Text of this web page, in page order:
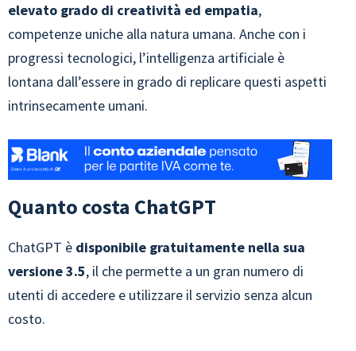
elevato grado di creatività ed empatia,
competenze uniche alla natura umana. Anche con i
progressi tecnologici, l’intelligenza artificiale è
lontana dall’essere in grado di replicare questi aspetti
intrinsecamente umani.
Quanto costa ChatGPT
ChatGPT è disponibile gratuitamente nella sua
versione 3.5, il che permette a un gran numero di
utenti di accedere e utilizzare il servizio senza alcun
costo.